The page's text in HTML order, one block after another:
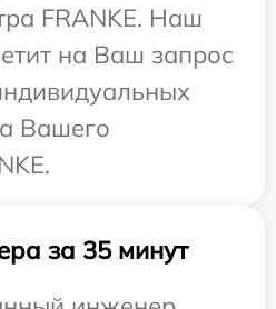
FRANKE. Наш
на Ваш запрос
Вашего
за 35 минут